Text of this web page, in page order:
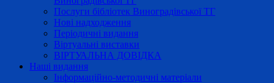
Послуги бібліотек Виноградівської ТГ
Нові надходження
Періодичні видання
Віртуальні виставки
ВІРТУАЛЬНА ДОВІДКА
Наші видання
Інформаційно-методичні матеріали